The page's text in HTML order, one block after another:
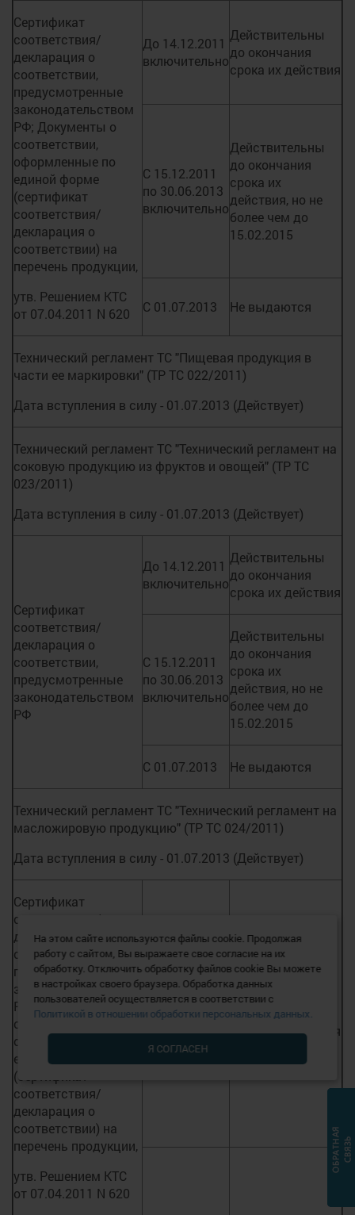
Сертификат
соответствия/
декларация о
соответствии,
предусмотренные
законодательством
РФ; Документы о
соответствии,
оформленные по
единой форме
(сертификат
соответствия/
декларация о
соответствии) на
перечень продукции,
утв. Решением КТС
от 07.04.2011 N 620
До 14.12.2011
включительно
Действительны
до окончания
срока их действия
С 15.12.2011
по 30.06.2013
включительно
Действительны
до окончания
срока их
действия, но не
более чем до
15.02.2015
С 01.07.2013 Не выдаются
Технический регламент ТС "Пищевая продукция в
части ее маркировки" (ТР ТС 022/2011)
Дата вступления в силу - 01.07.2013 (Действует)
Технический регламент ТС "Технический регламент на
соковую продукцию из фруктов и овощей" (ТР ТС
023/2011)
Дата вступления в силу - 01.07.2013 (Действует)
Сертификат
соответствия/
декларация о
соответствии,
предусмотренные
законодательством
РФ
До 14.12.2011
включительно
Действительны
до окончания
срока их действия
С 15.12.2011
по 30.06.2013
включительно
Действительны
до окончания
срока их
действия, но не
более чем до
15.02.2015
С 01.07.2013 Не выдаются
Технический регламент ТС "Технический регламент на
масложировую продукцию" (ТР ТС 024/2011)
Дата вступления в силу - 01.07.2013 (Действует)
Сертификат
соответствия/
декларация о
соответствии,
предусмотренные
законодательством
РФ; Документы о
соответствии,
оформленные по
единой форме
(сертификат
соответствия/
декларация о
соответствии) на
перечень продукции,
утв. Решением КТС
от 07.04.2011 N 620
До 14.12.2011
включительно
Действительны
до окончания
срока их действия
На этом сайте используются файлы cookie. Продолжая
работу с сайтом, Вы выражаете свое согласие на их
обработку. Отключить обработку файлов cookie Вы можете
в настройках своего браузера. Обработка данных
пользователей осуществляется в соответствии с
Политикой в отношении обработки персональных данных.
Я СОГЛАСЕН